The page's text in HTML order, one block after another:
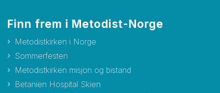
Finn frem i Metodist-Norge
Metodistkirken i Norge
Sommerfesten
Metodistkirken misjon og bistand
Betanien Hospital Skien